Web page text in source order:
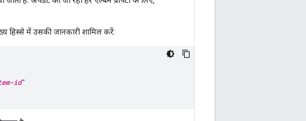
हिस्से में उसकी जानकारी शामिल करें:
id"